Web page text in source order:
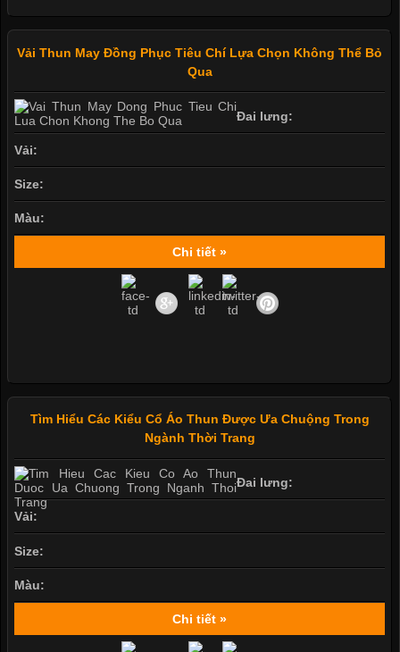
Vải Thun May Đồng Phục Tiêu Chí Lựa Chọn Không Thể Bỏ
Qua
Đai lưng:
Vải:
Size:
Màu:
Chi tiết »
Tìm Hiểu Các Kiểu Cổ Áo Thun Được Ưa Chuộng Trong
Ngành Thời Trang
Đai lưng:
Vải:
Size:
Màu:
Chi tiết »